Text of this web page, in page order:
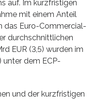
auf. Im kurzfristigen
mit einem Anteil
das Euro-Commercial-
durchschnittlichen
EUR (3,5) wurden im
unter dem ECP-
und der kurzfristigen